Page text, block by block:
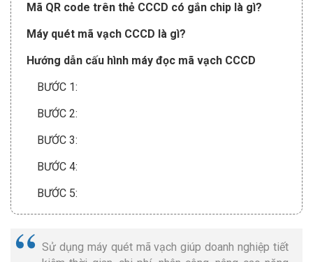
Mã QR code trên thẻ CCCD có gắn chip là gì?
Máy quét mã vạch CCCD là gì?
Hướng dẫn cấu hình máy đọc mã vạch CCCD
BƯỚC 1:
BƯỚC 2:
BƯỚC 3:
BƯỚC 4:
BƯỚC 5:
Sử dụng máy quét mã vạch giúp doanh nghiệp tiết